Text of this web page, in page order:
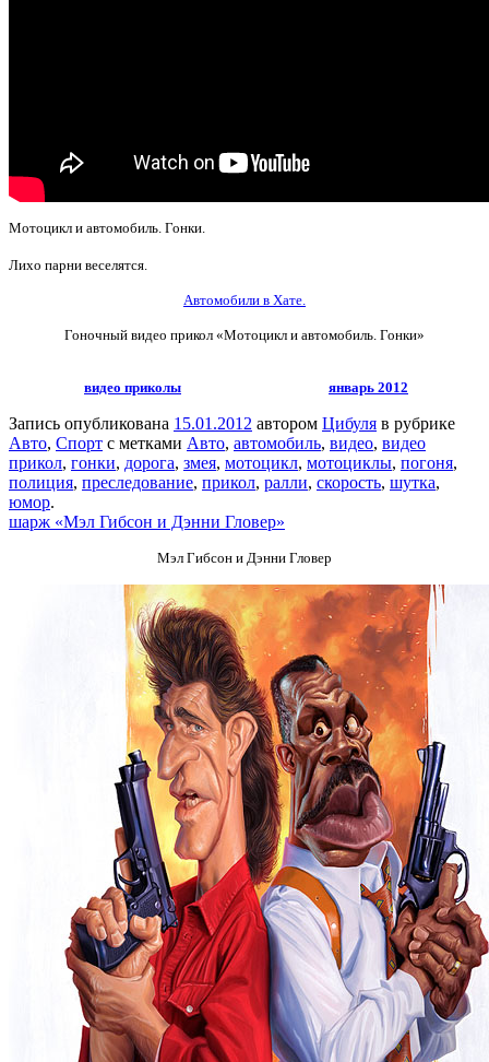
Мотоцикл и автомобиль. Гонки.
Лихо парни веселятся.
Автомобили в Хате.
Гоночный видео прикол «Мотоцикл и автомобиль. Гонки»
видео приколы январь 2012
Запись опубликована 15.01.2012 автором Цибуля в рубрике
Авто, Спорт с метками Авто, автомобиль, видео, видео
прикол, гонки, дорога, змея, мотоцикл, мотоциклы, погоня,
полиция, преследование, прикол, ралли, скорость, шутка,
юмор.
шарж «Мэл Гибсон и Дэнни Гловер»
Мэл Гибсон и Дэнни Гловер